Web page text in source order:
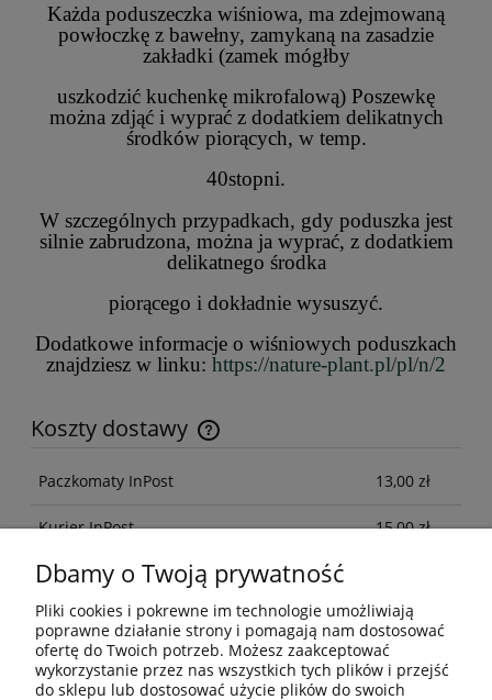
Każda poduszeczka wiśniowa, ma zdejmowaną
powłoczkę z bawełny, zamykaną na zasadzie
zakładki (zamek mógłby
uszkodzić kuchenkę mikrofalową) Poszewkę
można zdjąć i wyprać z dodatkiem delikatnych
środków piorących, w temp.
40stopni.
W szczególnych przypadkach, gdy poduszka jest
silnie zabrudzona, można ja wyprać, z dodatkiem
delikatnego środka
piorącego i dokładnie wysuszyć.
Dodatkowe informacje o wiśniowych poduszkach
znajdziesz w linku: https://nature-plant.pl/pl/n/2
Koszty dostawy
Cena nie zawiera ewentualnych kosztów płatności
Paczkomaty InPost 13,00 zł
Kurier InPost 15,00 zł
Kurier DPD
Pomoc
Moje konto
Dbamy o Twoją prywatność
Pliki cookies i pokrewne im technologie umożliwiają
poprawne działanie strony i pomagają nam dostosować
ofertę do Twoich potrzeb. Możesz zaakceptować
wykorzystanie przez nas wszystkich tych plików i przejść
do sklepu lub dostosować użycie plików do swoich